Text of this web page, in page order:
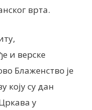
врта.
и верске
Блаженство је
коју су дан
у